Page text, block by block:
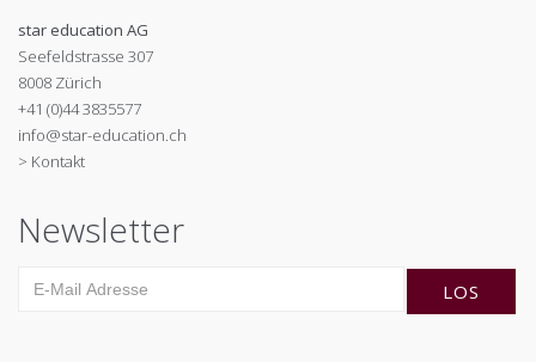
star education AG
Seefeldstrasse 307
8008 Zürich
+41 (0)44 3835577
info@star-education.ch
> Kontakt
Newsletter